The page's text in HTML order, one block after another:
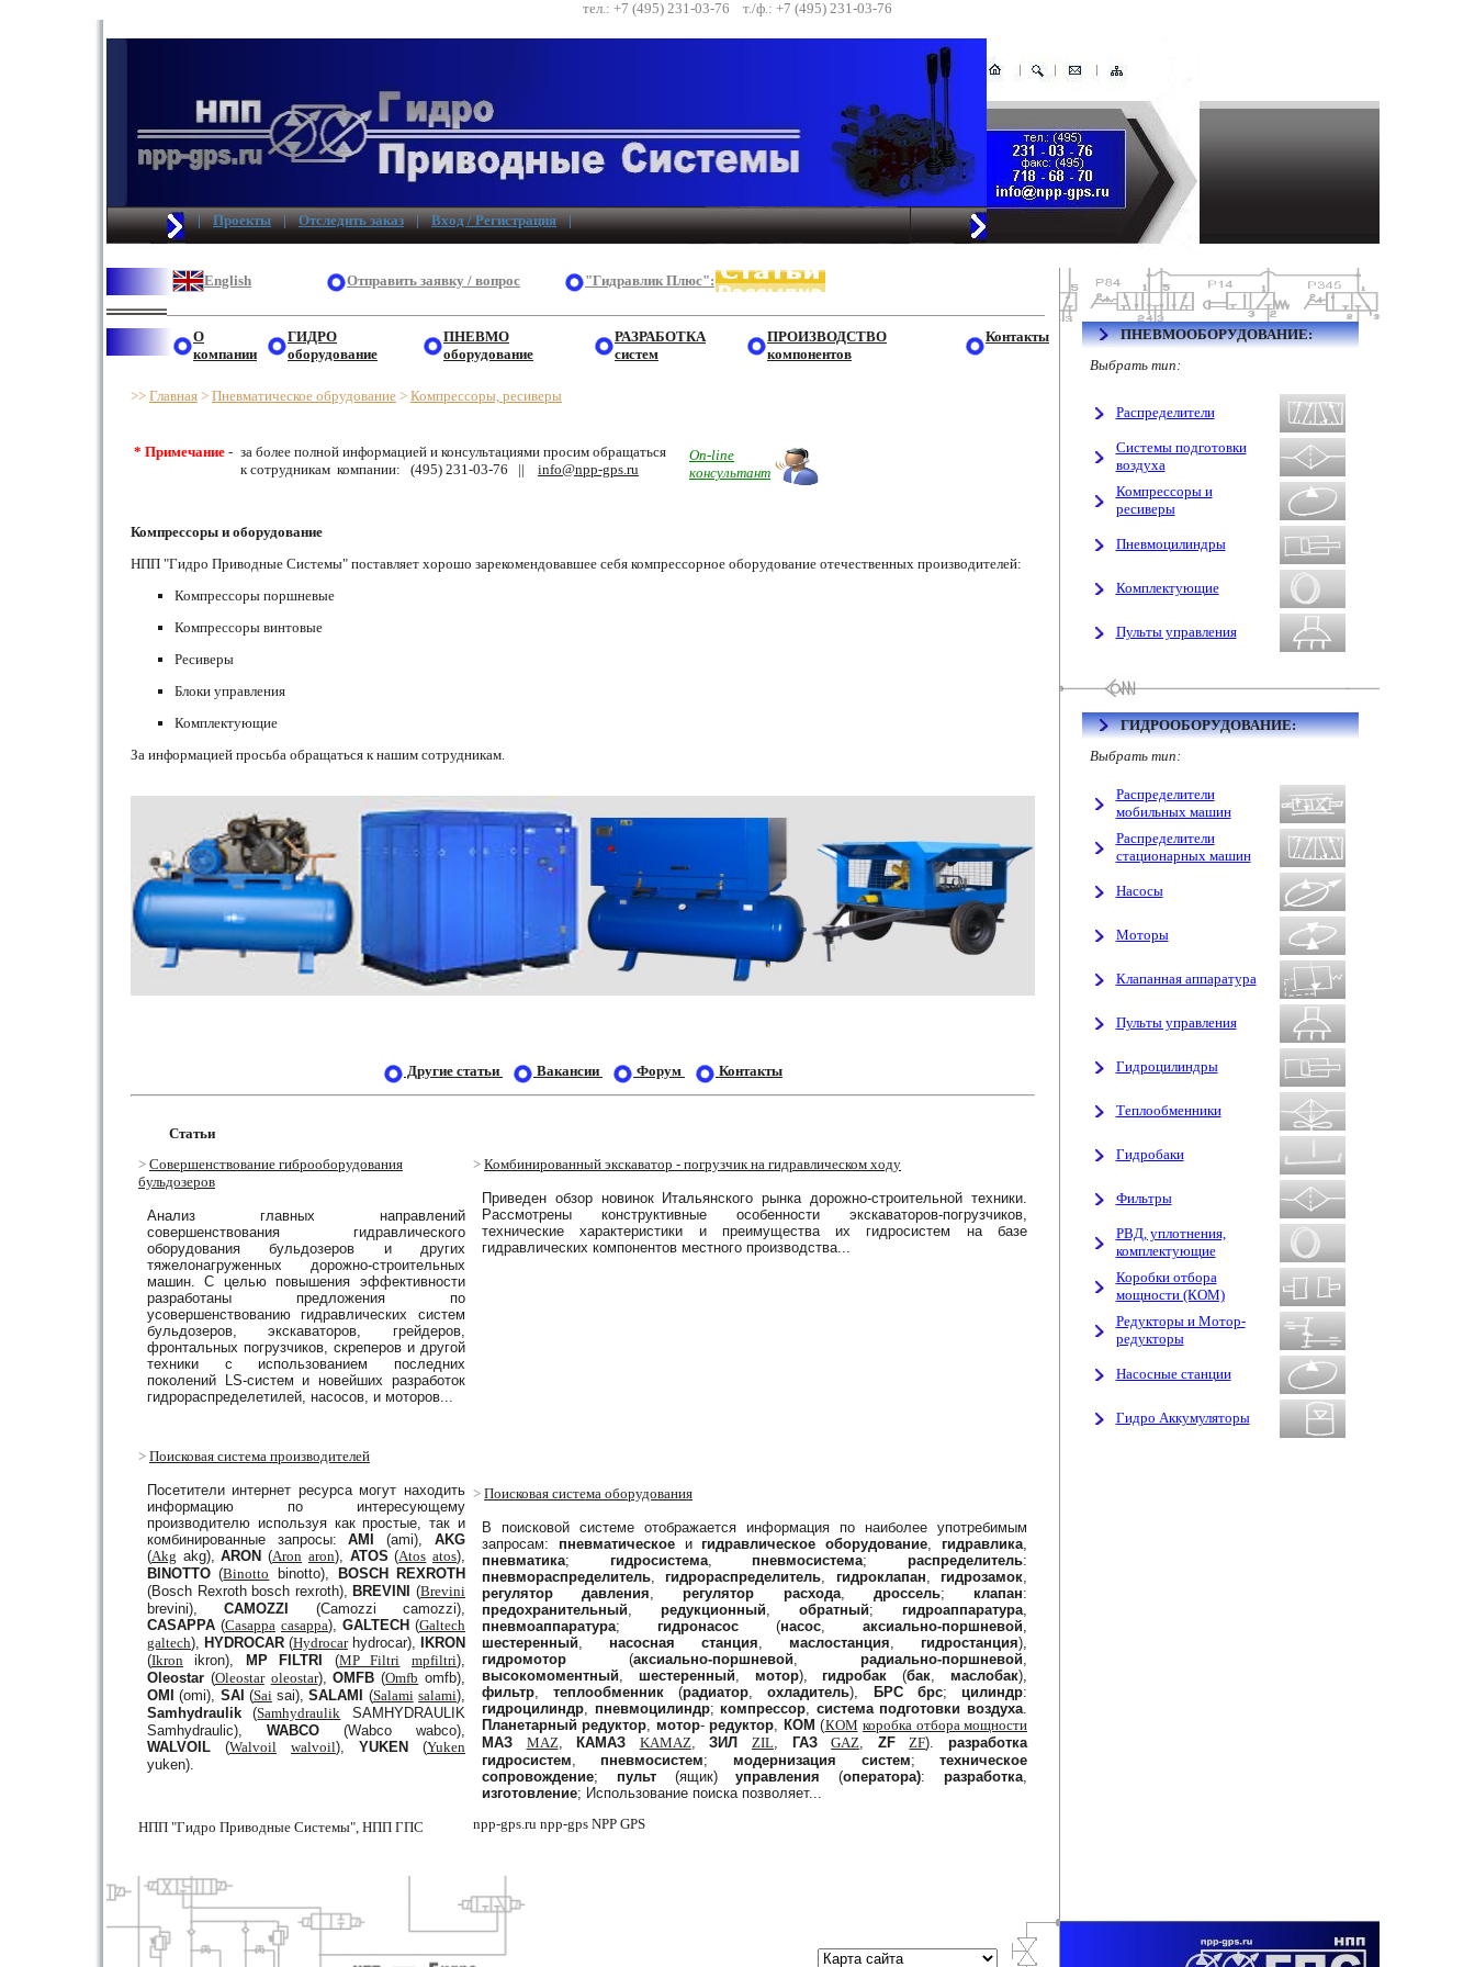
тел.: +7 (495) 231-03-76 т./ф.: +7 (495) 231-03-76
| Проекты | Отследить заказ | Вход / Регистрация |
English Отправить заявку / вопрос "Гидравлик Плюс":
О
компании
ГИДРО
оборудование
ПНЕВМО
оборудование
РАЗРАБОТКА
систем
ПРОИЗВОДСТВО
компонентов
Контакты
>> Главная > Пневматическое обрудование > Компрессоры, ресиверы
* Примечание - за более полной информацией и консультациями просим обращаться
к сотрудникам компании: (495) 231-03-76 || info@npp-gps.ru
On-line
консультант
Компрессоры и оборудование
НПП "Гидро Приводные Системы" поставляет хорошо зарекомендовавшее себя компрессорное оборудование отечественных производителей:
Компрессоры поршневые
Компрессоры винтовые
Ресиверы
Блоки управления
Комплектующие
За информацией просьба обращаться к нашим сотрудникам.
Другие cтатьи Вакансии Форум Контакты
Статьи
> Совершенствование гиброоборудования
бульдозеров
Анализ главных направлений
совершенствования гидравлического
оборудования бульдозеров и других
тяжелонагруженных дорожно-строительных
машин. С целью повышения эффективности
разработаны предложения по
усовершенствованию гидравлических систем
бульдозеров, экскаваторов, грейдеров,
фронтальных погрузчиков, скреперов и другой
техники с использованием последних
поколений LS-систем и новейших разработок
гидрораспределетилей, насосов, и моторов...
> Комбинированный экскаватор - погрузчикна гидравлическом ходу
Приведен обзор новинок Итальянского рынка дорожно-строительной техники.
Рассмотрены конструктивные особенности экскаваторов-погрузчиков,
технические характеристики и преимущества их гидросистем на базе
гидравлических компонентов местного производства...
> Поисковая система производителей
Посетители интернет ресурса могут находить
информацию по интересующему
производителю используя как простые, так и
комбинированные запросы:AMI (ami),AKG
(Akg akg),ARON (Aron aron), ATOS (Atos atos),
BINOTTO(Binotto binotto),
BOSCH REXROTH
(Bosch Rexroth bosch rexroth), BREVINI (Brevini
brevini),CAMOZZI
(Camozzi camozzi),
CASAPPA(Casappa casappa),GALTECH (Galtech
galtech), HYDROCAR(Hydrocarhydrocar),
IKRON
(Ikronikron), MP FILTRI (MP Filtri mpfiltri),
Oleostar(Oleostar oleostar),OMFB (Omfb omfb),
OMI
(omi), SAI (Saisai),SALAMI (Salami salami),
Samhydraulik(Samhydraulik SAMHYDRAULIK
Samhydraulic), WABCO(Wabco wabco),
WALVOIL(Walvoil walvoil),YUKEN (Yuken
yuken).
НПП "Гидро Приводные Системы", НПП ГПС
> Поисковая система оборудования
В поисковой системе отображается информация по наиболее употребимым
запросам: пневматическоеи гидравлическое оборудование, гидравлика,
пневматика; гидросистема, пневмосистема;распределитель:
пневмораспределитель, гидрораспределитель, гидроклапан, гидрозамок,
регулятор давления,регулятор расхода, дроссель; клапан:
предохранительный, редукционный, обратный; гидроаппаратура,
пневмоаппаратура; гидронасос(насос,аксиально-поршневой,
шестеренный, насосная станция, маслостанция, гидростанция),
гидромотор(аксиально-поршневой,радиально-поршневой,
высокомоментный, шестеренный, мотор), гидробак (бак, маслобак),
фильтр,теплообменник (радиатор,охладитель), БРС брс; цилиндр:
гидроцилиндр, пневмоцилиндр; компрессор, система подготовки воздуха.
Планетарный редуктор, мотор-редуктор, КОМ (КОМ коробка отбора мощности
МАЗ
MAZ, КАМАЗ KAMAZ,ЗИЛ ZIL, ГАЗ GAZ, ZF ZF).разработка
гидросистем, пневмосистем; модернизация систем;техническое
сопровождение; пульт(ящик)управления (оператора):разработка,
изготовление; Использование поиска позволяет...
npp-gps.ru npp-gps NPP GPS
ПНЕВМООБОРУДОВАНИЕ:
Выбрать тип:
Распределители
Системы подготовки
воздуха
Компрессоры и
ресиверы
Пневмоцилиндры
Комплектующие
Пульты управления
ГИДРООБОРУДОВАНИЕ:
Выбрать тип:
Распределители
мобильных машин
Распределители
стационарных машин
Насосы
Моторы
Клапанная аппаратура
Пульты управления
Гидроцилиндры
Теплообменники
Гидробаки
Фильтры
РВД, уплотнения,
комплектующие
Коробки отбора
мощности (КОМ)
Редукторы и Мотор-
редукторы
Насосные станции
Гидро Аккумуляторы